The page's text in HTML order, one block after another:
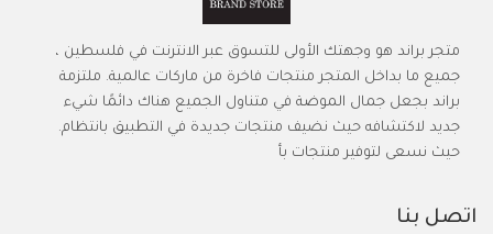
متجر براند هو وجهتك الأولى للتسوق عبر الانترنت في فلسطين ،
جميع ما بداخل المتجر منتجات فاخرة من ماركات عالمية. ملتزمة
براند بجعل جمال الموضة في متناول الجميع هناك دائمًا شيء
جديد لاكتشافه حيث نضيف منتجات جديدة في التطبيق بانتظام.
حيث نسعى لتوفير منتجات بأ
اتصل بنا